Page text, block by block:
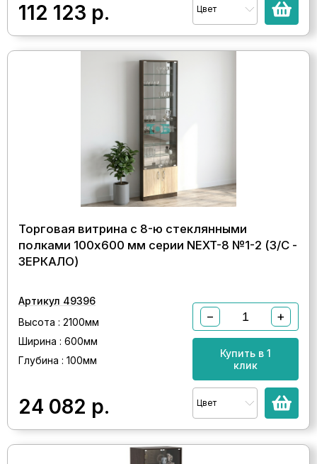
112 123 р. Цвет
Торговая витрина с 8-ю стеклянными
полками 100x600 мм серии NEXT-8 №1-2 (З/C -
ЗЕРКАЛО)
Артикул 49396
Высота : 2100мм
Ширина : 600мм
Глубина : 100мм
24 082 р.
− +
Купить в 1
клик
Цвет